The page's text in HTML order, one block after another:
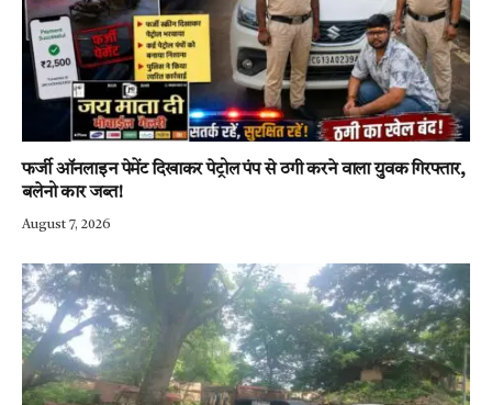
फर्जी ऑनलाइन पेमेंट दिखाकर पेट्रोल पंप से ठगी करने वाला युवक गिरफ्तार,
बलेनो कार जब्त!
August 7, 2026